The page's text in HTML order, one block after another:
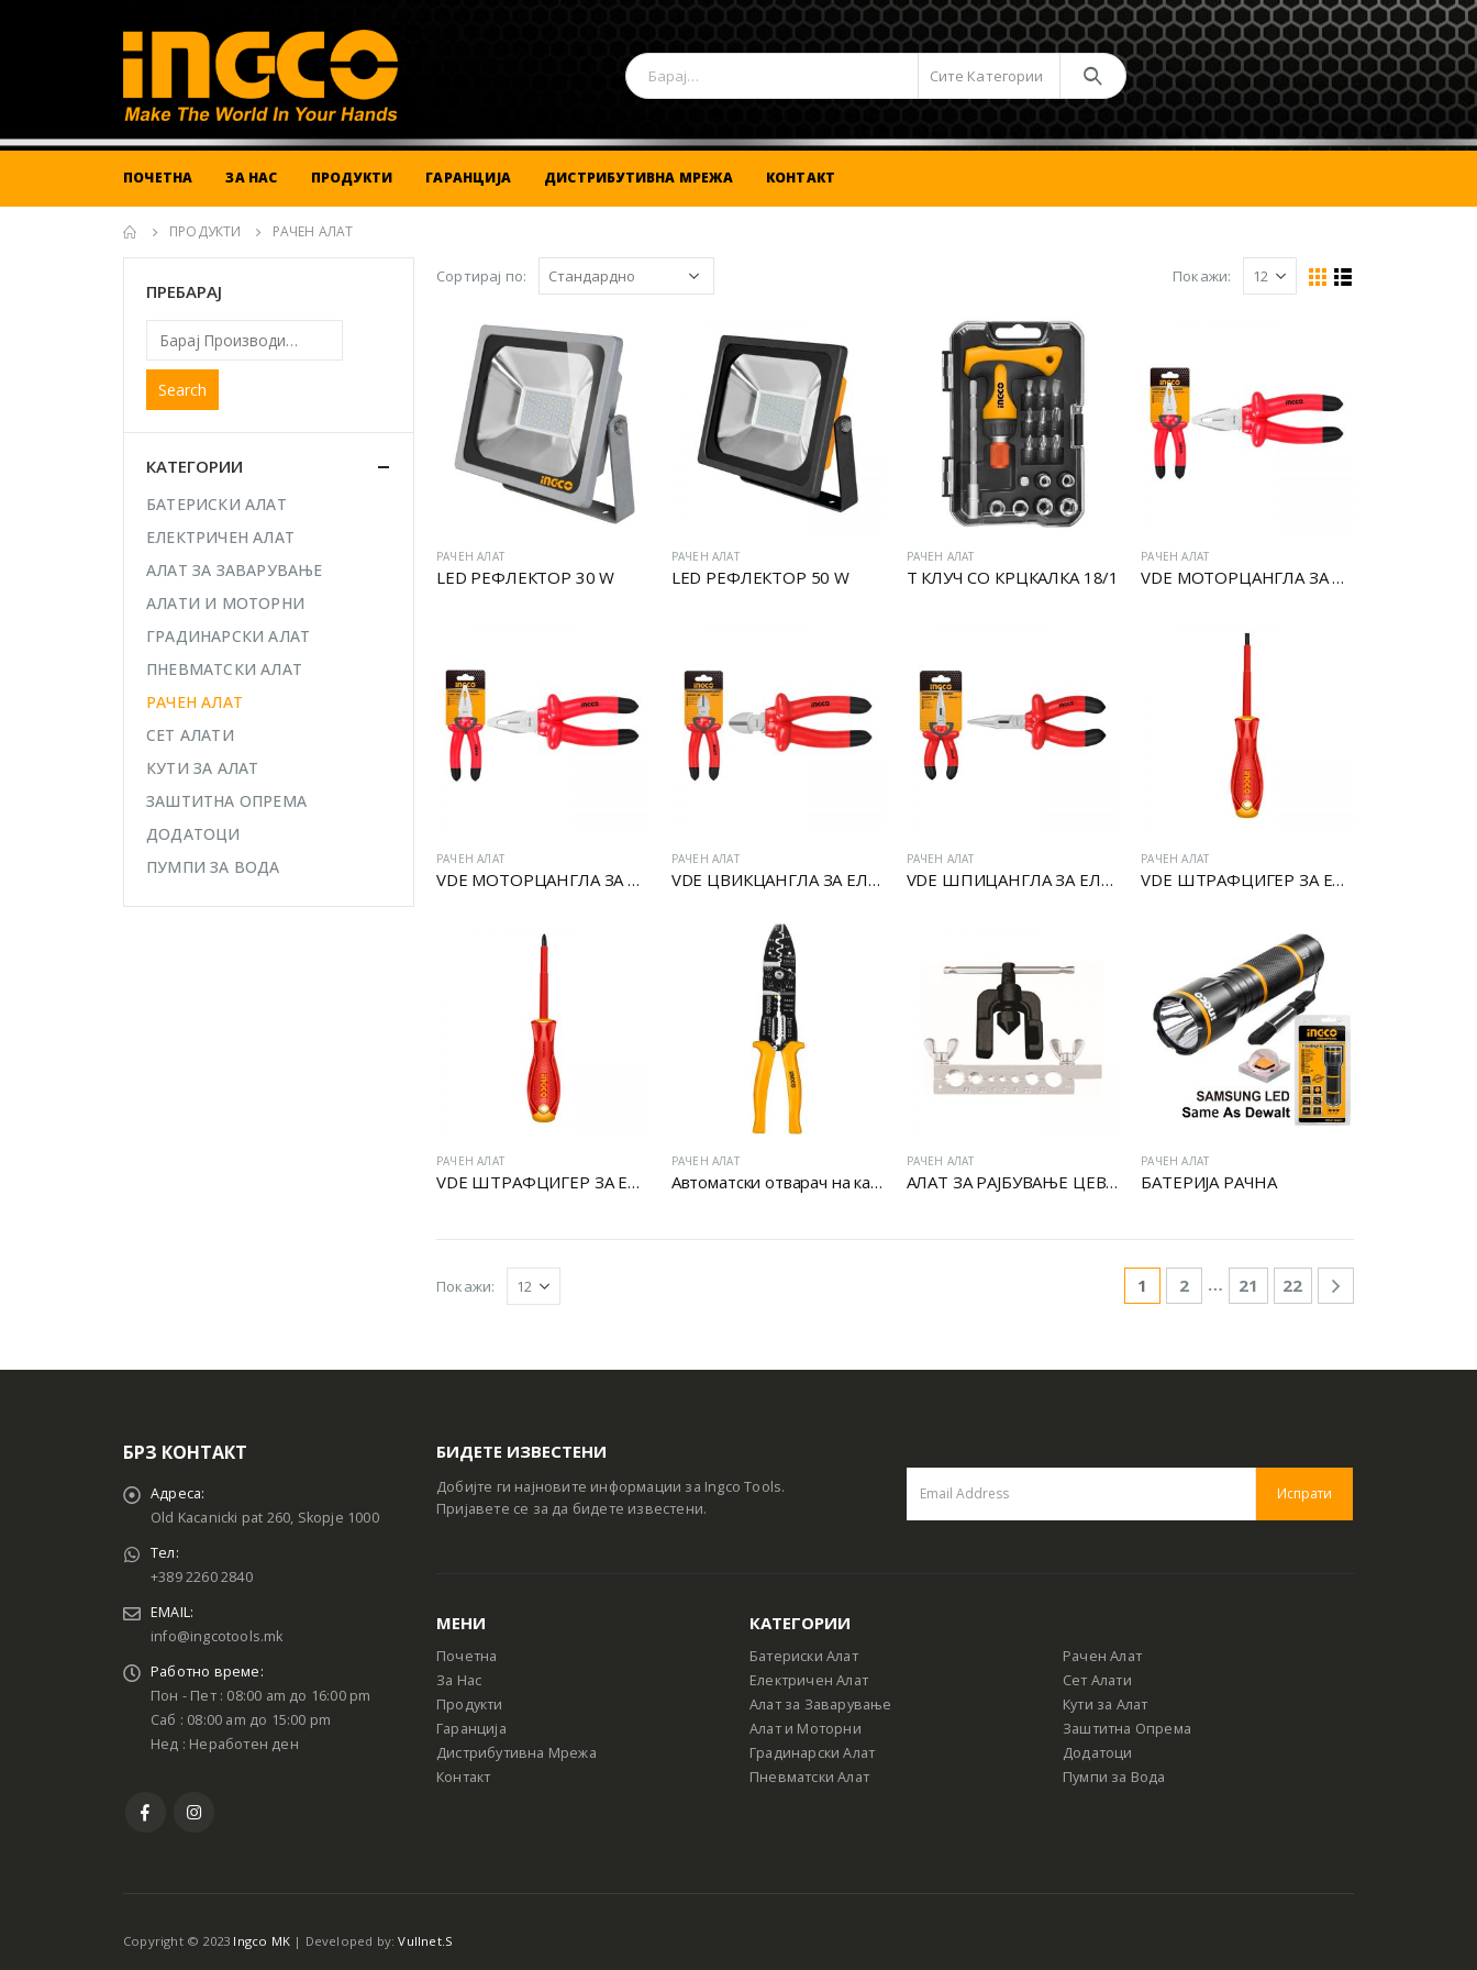
Сите Категории
ПОЧЕТНА ЗА НАС ПРОДУКТИ ГАРАНЦИЈА ДИСТРИБУТИВНА МРЕЖА КОНТАКТ
ПРОДУКТИ РАЧЕН АЛАТ
Сортирај по: Покажи:
РАЧЕН АЛАТ
LED РЕФЛЕКТОР 30 W
РАЧЕН АЛАТ
LED РЕФЛЕКТОР 50 W
РАЧЕН АЛАТ
T КЛУЧ СО КРЦКАЛКА 18/1
РАЧЕН АЛАТ
VDE МОТОРЦАНГЛА ЗА ЕЛЕКТРИЧАРИ
РАЧЕН АЛАТ
VDE МОТОРЦАНГЛА ЗА ЕЛЕКТРИЧАРИ
РАЧЕН АЛАТ
VDE ЦВИКЦАНГЛА ЗА ЕЛЕКТРИЧАРИ
РАЧЕН АЛАТ
VDE ШПИЦАНГЛА ЗА ЕЛЕКТРИЧАРИ
РАЧЕН АЛАТ
VDE ШТРАФЦИГЕР ЗА ЕЛЕКТРИЧАРИ
РАЧЕН АЛАТ
VDE ШТРАФЦИГЕР ЗА ЕЛЕКТРИЧАРИ
РАЧЕН АЛАТ
Автоматски отварач на кабли
РАЧЕН АЛАТ
АЛАТ ЗА РАЈБУВАЊЕ ЦЕВКИ
РАЧЕН АЛАТ
БАТЕРИЈА РАЧНА
Покажи: 1 2 … 21 22
ПРЕБАРАЈ
Search
КАТЕГОРИИ
БАТЕРИСКИ АЛАТ
ЕЛЕКТРИЧЕН АЛАТ
АЛАТ ЗА ЗАВАРУВАЊЕ
АЛАТИ И МОТОРНИ
ГРАДИНАРСКИ АЛАТ
ПНЕВМАТСКИ АЛАТ
РАЧЕН АЛАТ
СЕТ АЛАТИ
КУТИ ЗА АЛАТ
ЗАШТИТНА ОПРЕМА
ДОДАТОЦИ
ПУМПИ ЗА ВОДА
БРЗ КОНТАКТ
Адреса:
Old Kacanicki pat 260, Skopje 1000
Тел:
+389 2260 2840
EMAIL:
info@ingcotools.mk
Работно време:
Пон - Пет : 08:00 am до 16:00 pm
Саб : 08:00 am до 15:00 pm
Нед : Неработен ден
БИДЕТЕ ИЗВЕСТЕНИ
Добијте ги најновите информации за Ingco Tools.
Пријавете се за да бидете известени.
МЕНИ
Почетна
За Нас
Продукти
Гаранција
Дистрибутивна Мрежа
Контакт
КАТЕГОРИИ
Батериски Алат
Електричен Алат
Алат за Заварување
Алат и Моторни
Градинарски Алат
Пневматски Алат
Рачен Алат
Сет Алати
Кути за Алат
Заштитна Опрема
Додатоци
Пумпи за Вода
Copyright © 2023 Ingco MK | Developed by:Vullnet.S